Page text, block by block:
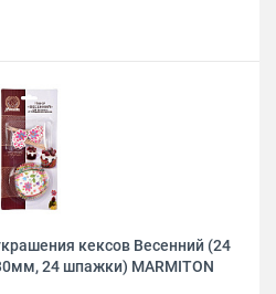
кексов Весенний (24
24 шпажки) MARMITON